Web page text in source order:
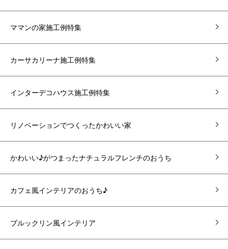
ママンの家施工例特集
カーサカリーナ施工例特集
インターデコハウス施工例特集
リノベーションでつくったかわいい家
かわいい♪がつまったナチュラルフレンチのおうち
カフェ風インテリアのおうち♪
ブルックリン風インテリア